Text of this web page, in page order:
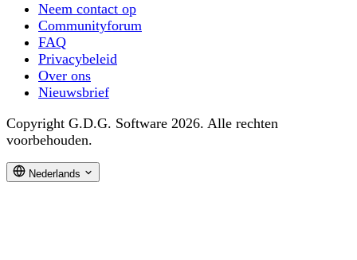
Neem contact op
Communityforum
FAQ
Privacybeleid
Over ons
Nieuwsbrief
Copyright G.D.G. Software 2026. Alle rechten
voorbehouden.
Nederlands